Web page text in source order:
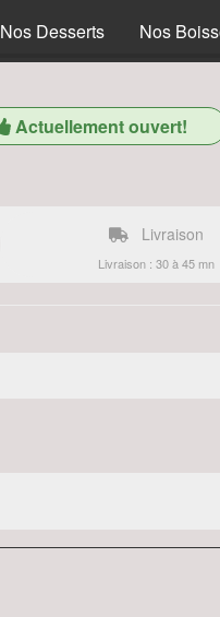
Nos Desserts Nos
Actuellement ouvert!
Livraison
Livraison : 30 à 45 mn